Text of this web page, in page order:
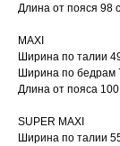
Длина от пояся 98
MAXI
Ширина по талии
Ширина по бедрам
Длина от пояса
SUPER MAXI
Ширина по талии